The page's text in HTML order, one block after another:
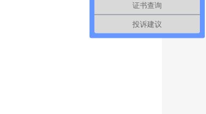
证书查询
投诉建议